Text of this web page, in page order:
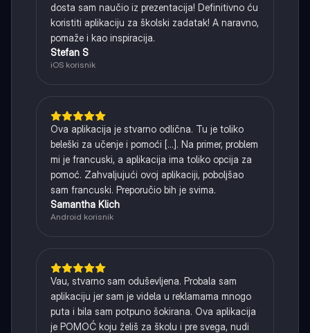
dosta sam naučio iz prezentacija! Definitivno ću
koristiti aplikaciju za školski zadatak! A naravno,
pomaže i kao inspiracija.
Stefan S
iOS korisnik
Ova aplikacija je stvarno odlična. Tu je toliko
beleški za učenje i pomoći [...]. Na primer, problem
mi je francuski, a aplikacija ima toliko opcija za
pomoć. Zahvaljujući ovoj aplikaciji, poboljšao
sam francuski. Preporučio bih je svima.
Samantha Klich
Android korisnik
Vau, stvarno sam oduševljena. Probala sam
aplikaciju jer sam je videla u reklamama mnogo
puta i bila sam potpuno šokirana. Ova aplikacija
je POMOĆ koju želiš za školu i pre svega, nudi